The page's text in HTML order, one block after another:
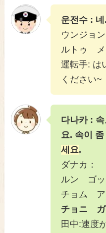
운전수 :
ウンジョ
ルトゥ メ
運転手: は
ください~
다나카 :
요. 속이 좀
세요.
ダナカ：
ルン ゴ
チョム
チョニ
田中:速度